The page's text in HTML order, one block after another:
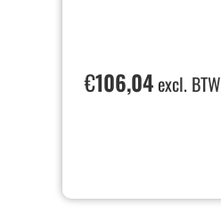
€106,04excl. BTW